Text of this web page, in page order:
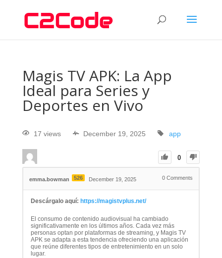
Magis TV APK: La App
Ideal para Series y
Deportes en Vivo
17 views December 19, 2025 app
0
emma.bowman 526 December 19, 2025 0 Comments
Descárgalo aquí: https://magistvplus.net/
El consumo de contenido audiovisual ha cambiado
significativamente en los últimos años. Cada vez más
personas optan por plataformas de streaming, y Magis TV
APK se adapta a esta tendencia ofreciendo una aplicación
que reúne diferentes tipos de entretenimiento en un solo
lugar.